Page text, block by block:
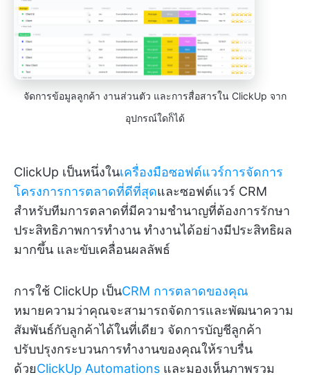
จัดการข้อมูลลูกค้า งานส่วนตัว และการสื่อสารใน ClickUp จาก
อุปกรณ์ใดก็ได้
ClickUp เป็นหนึ่งในเครื่องมือซอฟต์แวร์การจัดการ
โครงการการตลาดที่ดีที่สุดและซอฟต์แวร์ CRM
สำหรับทีมการตลาดที่มีความชำนาญที่ต้องการรักษา
ประสิทธิภาพการทำงาน ทำงานได้อย่างมีประสิทธิผล
มากขึ้น และขับเคลื่อนผลลัพธ์
การใช้ ClickUp เป็นCRM การตลาดของคุณ
หมายความว่าคุณจะสามารถจัดการและพัฒนาความ
สัมพันธ์กับลูกค้าได้ในที่เดียว จัดการบัญชีลูกค้า
ปรับปรุงกระบวนการทำงานของคุณให้ราบรื่น
ด้วยClickUp Automations และมองเห็นภาพรวม